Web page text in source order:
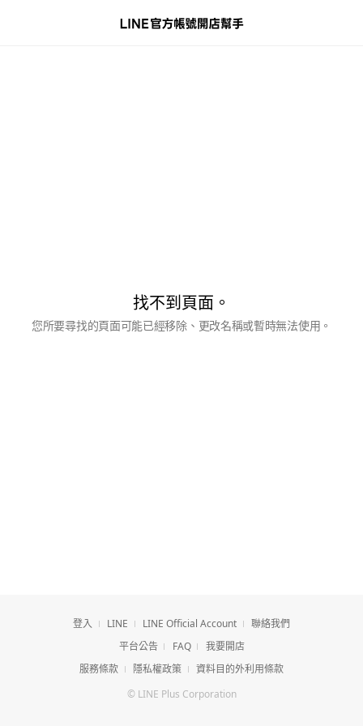
找不到頁面。
您所要尋找的頁面可能已經移除、更改名稱或暫時無法使用。
登入 LINE LINE Official Account
聯絡我們
平台公告
FAQ
我要開店
服務條款
隱私權政策
資料目的外利用條款
© LINE Plus Corporation